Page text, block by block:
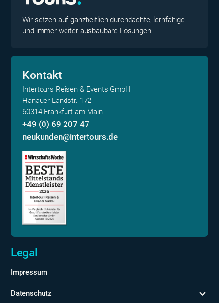
Wir setzen auf ganzheitlich durchdachte, lernfähige
und immer weiter ausbaubare Lösungen.
Kontakt
Intertours Reisen & Events GmbH
Hanauer Landstr. 172
60314 Frankfurt am Main
+49 (0) 69 207 47
neukunden@intertours.de
Legal
Impressum
Datenschutz